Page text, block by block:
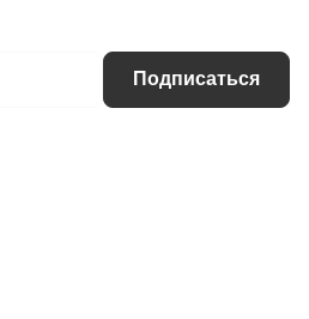
Подписаться